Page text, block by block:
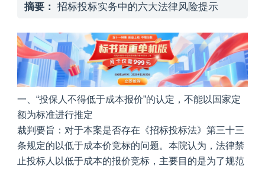
摘要： 招标投标实务中的六大法律风险提示
一、“投保人不得低于成本报价”的认定， 不能以国家定
额为标准进行推定
裁判要旨：对于本案是否存在《招标投标法》第三十三
条规定的以低于成本价竞标的问题。本院认为，法律禁
止投标人以低于成本的报价竞标，主要目的是为了规范